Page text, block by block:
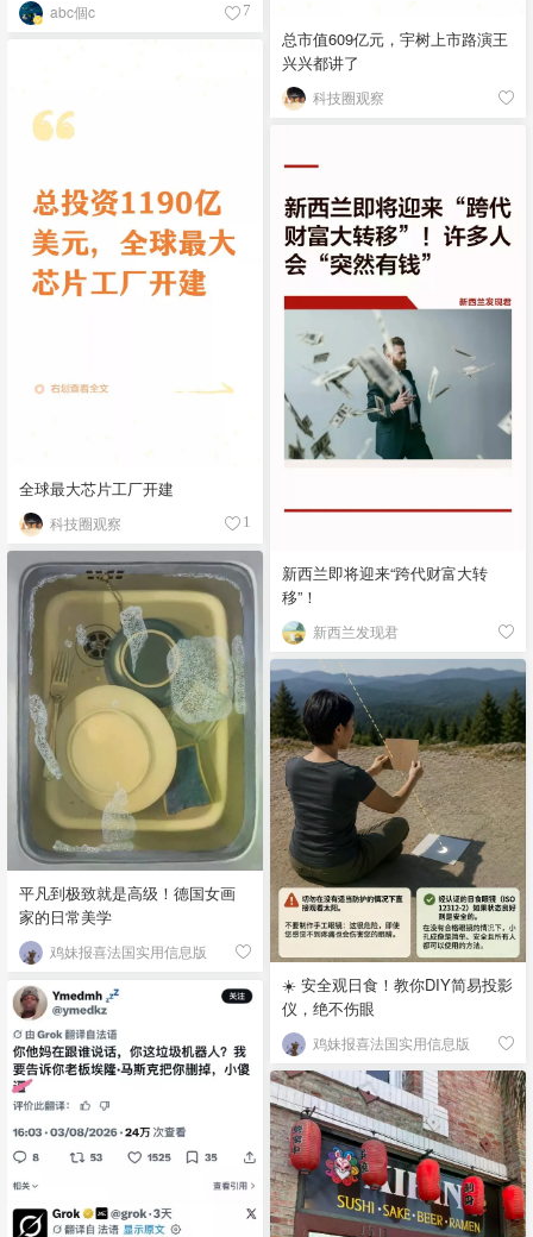
abc個c 7
总市值609亿元，宇树上市路演王
兴兴都讲了
科技圈观察
全球最大芯片工厂开建
科技圈观察 1
新西兰即将迎来“跨代财富大转
移”！
新西兰发现君
平凡到极致就是高级！德国女画
家的日常美学
鸡妹报喜法国实用信息版
☀️ 安全观日食！教你DIY简易投影
仪，绝不伤眼
鸡妹报喜法国实用信息版